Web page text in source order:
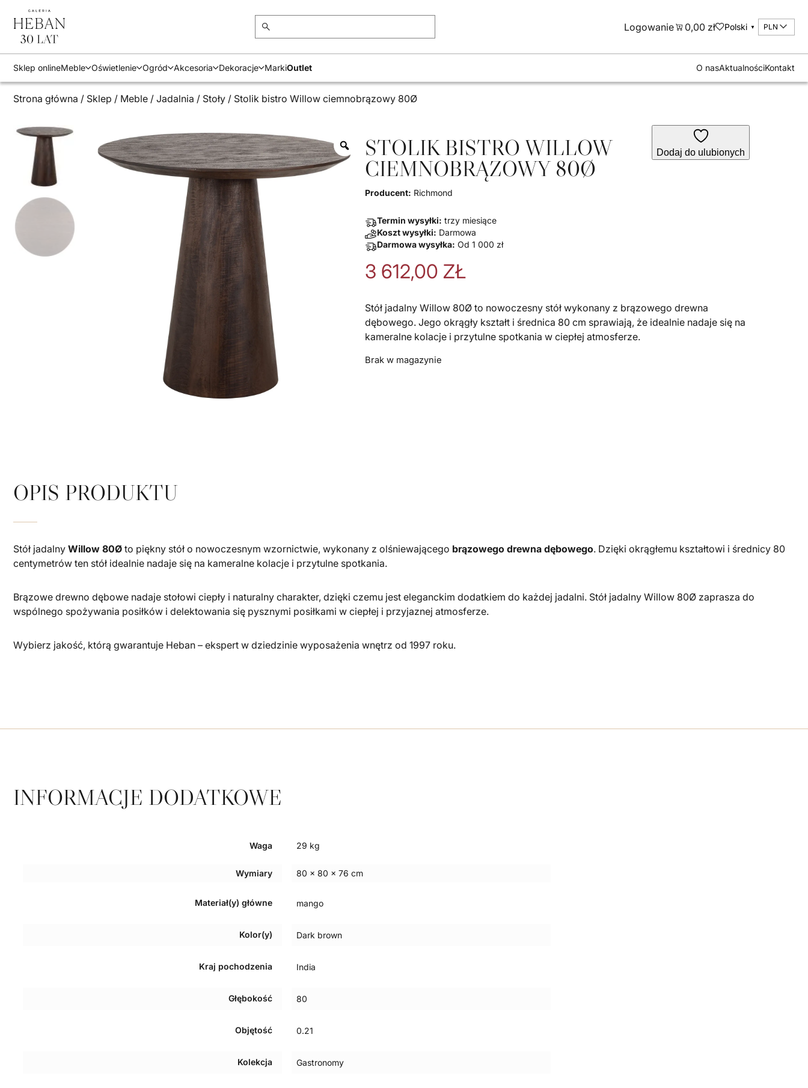
Logowanie 0,00 zł Polski ▼ PLN
Sklep onlineMeble Oświetlenie Ogród Akcesoria Dekoracje MarkiOutlet O nasAktualnościKontakt
Strona główna / Sklep / Meble / Jadalnia / Stoły / Stolik bistro Willow ciemnobrązowy 80Ø
Dodaj do ulubionych
STOLIK BISTRO WILLOW
CIEMNOBRĄZOWY 80Ø
Producent: Richmond
Termin wysyłki: trzy miesiące
Koszt wysyłki: Darmowa
Darmowa wysyłka: Od 1 000 zł
3 612,00 ZŁ
Stół jadalny Willow 80Ø to nowoczesny stół wykonany z brązowego drewna
dębowego. Jego okrągły kształt i średnica 80 cm sprawiają, że idealnie nadaje się na
kameralne kolacje i przytulne spotkania w ciepłej atmosferze.
Brak w magazynie
OPIS PRODUKTU
Stół jadalny Willow 80Ø to piękny stół o nowoczesnym wzornictwie, wykonany z olśniewającego brązowego drewna dębowego. Dzięki okrągłemu kształtowi i średnicy 80
centymetrów ten stół idealnie nadaje się na kameralne kolacje i przytulne spotkania.
Brązowe drewno dębowe nadaje stołowi ciepły i naturalny charakter, dzięki czemu jest eleganckim dodatkiem do każdej jadalni. Stół jadalny Willow 80Ø zaprasza do
wspólnego spożywania posiłków i delektowania się pysznymi posiłkami w ciepłej i przyjaznej atmosferze.
Wybierz jakość, którą gwarantuje Heban – ekspert w dziedzinie wyposażenia wnętrz od 1997 roku.
INFORMACJE DODATKOWE
Waga 29 kg
Wymiary 80 × 80 × 76 cm
Materiał(y) główne mango
Kolor(y) Dark brown
Kraj pochodzenia India
Głębokość 80
Objętość 0.21
Kolekcja Gastronomy